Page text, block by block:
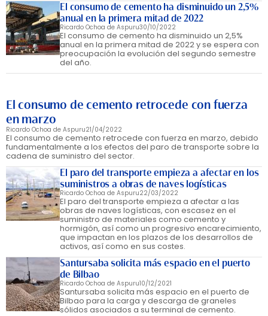
El consumo de cemento ha disminuido un 2,5%
anual en la primera mitad de 2022
Ricardo Ochoa de Aspuru30/10/2022
El consumo de cemento ha disminuido un 2,5%
anual en la primera mitad de 2022 y se espera con
preocupación la evolución del segundo semestre
del año.
El consumo de cemento retrocede con fuerza
en marzo
Ricardo Ochoa de Aspuru21/04/2022
El consumo de cemento retrocede con fuerza en marzo, debido
fundamentalmente a los efectos del paro de transporte sobre la
cadena de suministro del sector.
El paro del transporte empieza a afectar en los
suministros a obras de naves logísticas
Ricardo Ochoa de Aspuru22/03/2022
El paro del transporte empieza a afectar a las
obras de naves logísticas, con escasez en el
suministro de materiales como cemento y
hormigón, así como un progresivo encarecimiento,
que impactan en los plazos de los desarrollos de
activos, así como en sus costes.
Santursaba solicita más espacio en el puerto
de Bilbao
Ricardo Ochoa de Aspuru10/12/2021
Santursaba solicita más espacio en el puerto de
Bilbao para la carga y descarga de graneles
sólidos asociados a su terminal de cemento.